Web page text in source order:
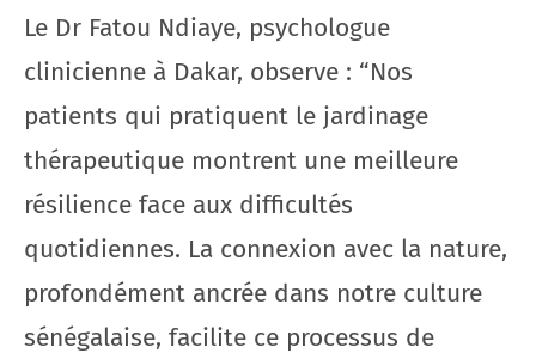
Le Dr Fatou Ndiaye, psychologue
clinicienne à Dakar, observe : “Nos
patients qui pratiquent le jardinage
thérapeutique montrent une meilleure
résilience face aux difficultés
quotidiennes. La connexion avec la nature,
profondément ancrée dans notre culture
sénégalaise, facilite ce processus de